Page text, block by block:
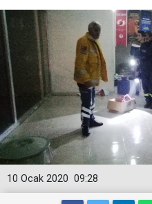
09:28
10 Ocak 2020